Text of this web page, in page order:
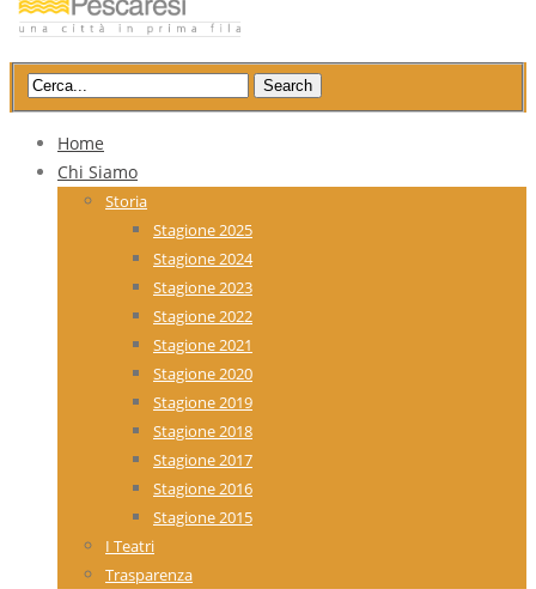
Home
Chi Siamo
Storia
Stagione 2025
Stagione 2024
Stagione 2023
Stagione 2022
Stagione 2021
Stagione 2020
Stagione 2019
Stagione 2018
Stagione 2017
Stagione 2016
Stagione 2015
I Teatri
Trasparenza